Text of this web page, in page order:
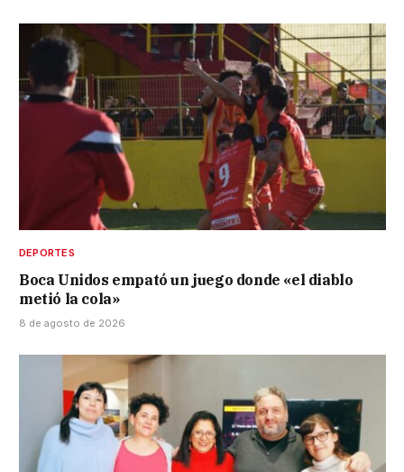
DEPORTES
Boca Unidos empató un juego donde «el diablo
metió la cola»
8 de agosto de 2026